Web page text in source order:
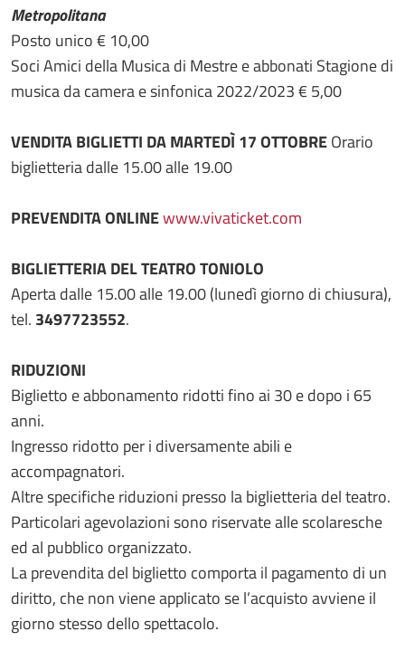
Metropolitana
Posto unico € 10,00
Soci Amici della Musica di Mestre e abbonati Stagione di
musica da camera e sinfonica 2022/2023 € 5,00
VENDITA BIGLIETTI DA MARTEDÌ 17 OTTOBREOrario
biglietteria dalle 15.00 alle 19.00
PREVENDITA ONLINEwww.vivaticket.com
BIGLIETTERIA DEL TEATRO TONIOLO
Aperta dalle 15.00 alle 19.00 (lunedì giorno di chiusura),
tel. 3497723552.
RIDUZIONI
Biglietto e abbonamento ridotti fino ai 30 e dopo i 65
anni.
Ingresso ridotto per i diversamente abili e
accompagnatori.
Altre specifiche riduzioni presso la biglietteria del teatro.
Particolari agevolazioni sono riservate alle scolaresche
ed al pubblico organizzato.
La prevendita del biglietto comporta il pagamento di un
diritto, che non viene applicato se l’acquisto avviene il
giorno stesso dello spettacolo.